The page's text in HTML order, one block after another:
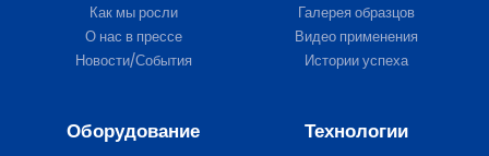
Как мы росли
О нас в прессе
Новости/События
Галерея образцов
Видео применения
Истории успеха
Оборудование Технологии